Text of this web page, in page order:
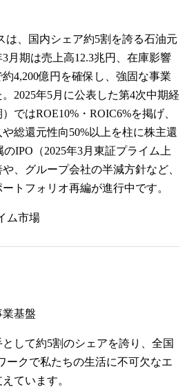
は、国内シェア約5割を誇る石油元
月期は売上高12.3兆円、在庫影響
4,200億円を確保し、強固な事業
2025年5月に公表した第4次中期経
ではROE10%・ROIC6%を掲げ、
総還元性向50%以上を柱に株主還
IPO（2025年3月東証プライム上
、グループ会社の半減方針など、
トフォリオ再編が進行中です。
ム市場
基盤
して約5割のシェアを誇り、全国
ークで私たちの生活に不可欠なエ
ています。